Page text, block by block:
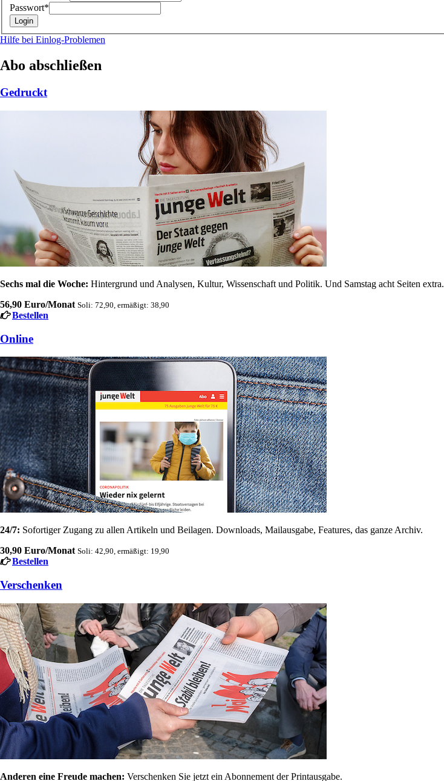
Passwort*
Hilfe bei Einlog-Problemen
Abo abschließen
Gedruckt
Sechs mal die Woche: Hintergrund und Analysen, Kultur, Wissenschaft und Politik. Und Samstag acht Seiten extra.
56,90 Euro/Monat Soli: 72,90, ermäßigt: 38,90
Bestellen
Online
24/7: Sofortiger Zugang zu allen Artikeln und Beilagen. Downloads, Mailausgabe, Features, das ganze Archiv.
30,90 Euro/Monat Soli: 42,90, ermäßigt: 19,90
Bestellen
Verschenken
Anderen eine Freude machen: Verschenken Sie jetzt ein Abonnement der Printausgabe.